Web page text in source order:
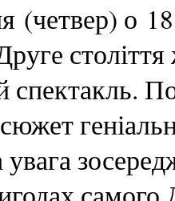
(четвер) о
спектакль.